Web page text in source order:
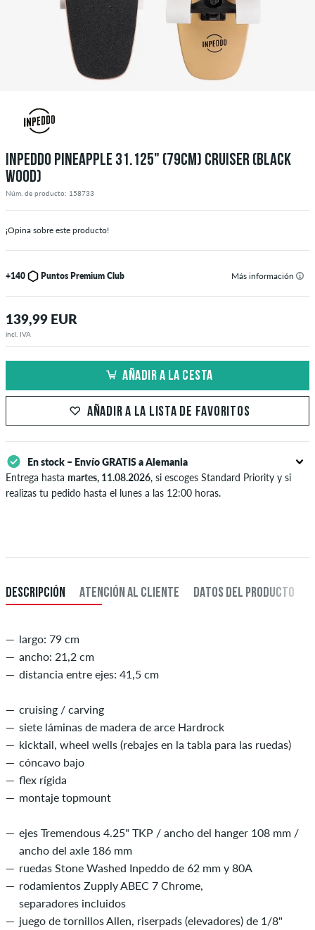
INPEDDO PINEAPPLE 31.125" (79CM) CRUISER (BLACK
WOOD)
Núm. de producto: 158733
¡Opina sobre este producto!
+140 Puntos Premium Club Más información
139,99 EUR
incl. IVA
AÑADIR A LA CESTA
AÑADIR A LA LISTA DE FAVORITOS
En stock – Envío GRATIS a Alemania
Entrega hasta martes, 11.08.2026, si escoges Standard Priority y si
realizas tu pedido hasta el lunes a las 12:00 horas.
DESCRIPCIÓN ATENCIÓN AL CLIENTE DATOS DEL PRODUCTO
largo: 79 cm
ancho: 21,2 cm
distancia entre ejes: 41,5 cm
cruising / carving
siete láminas de madera de arce Hardrock
kicktail, wheel wells (rebajes en la tabla para las ruedas)
cóncavo bajo
flex rígida
montaje topmount
ejes Tremendous 4.25" TKP / ancho del hanger 108 mm /
ancho del axle 186 mm
ruedas Stone Washed Inpeddo de 62 mm y 80A
rodamientos Zupply ABEC 7 Chrome,
separadores incluidos
juego de tornillos Allen, riserpads (elevadores) de 1/8"